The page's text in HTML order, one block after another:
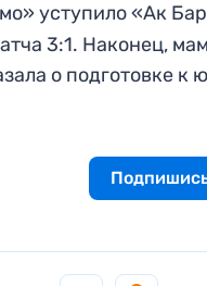
уступило «Ак
3:1. Наконец,
о подготовке к